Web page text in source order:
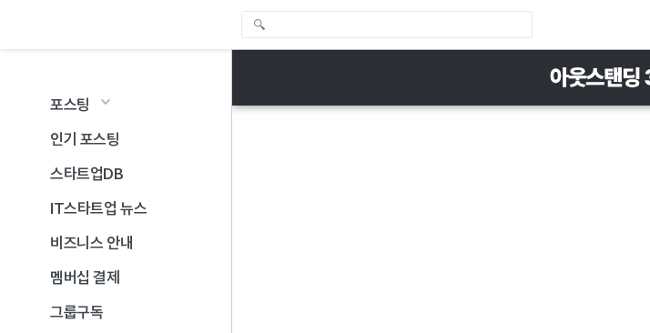
포스팅
인기 포스팅
스타트업DB
IT스타트업 뉴스
비즈니스 안내
멤버십 결제
그룹구독